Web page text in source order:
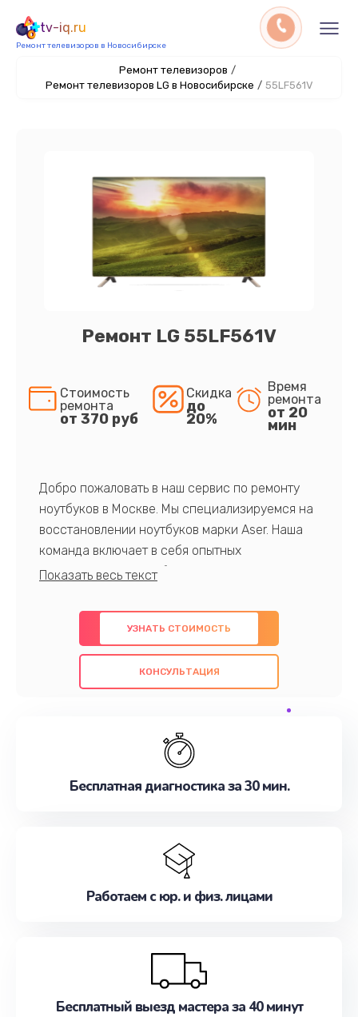
tv-iq.ru
Ремонт телевизоров в Новосибирске
Ремонт телевизоров /
Ремонт телевизоров LG в Новосибирске / 55LF561V
Ремонт LG 55LF561V
Стоимость
ремонта
от 370 руб
Скидка
до
20%
Время
ремонта
от 20
мин
Добро пожаловать в наш сервис по ремонту
ноутбуков в Москве. Мы специализируемся на
восстановлении ноутбуков марки Aser. Наша
команда включает в себя опытных
профессионалов с обширными знаниями и
предлагаем быстрый и качественный ремонт с
использованием оригинальных компонентов, а
также гарантируем качество всех
проведенных работ. Наша цель - предоставить
обслуживание, удовлетворяя их потребности
наилучшим образом. Не медлите записаться на
УЗНАТЬ СТОИМОСТЬ
КОНСУЛЬТАЦИЯ
Бесплатная диагностика за 30 мин.
Работаем с юр. и физ. лицами
Бесплатный выезд мастера за 40 минут